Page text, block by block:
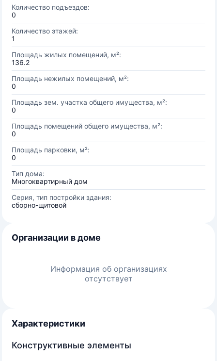
Количество подъездов:
0
Количество этажей:
1
Площадь жилых помещений, м²:
136.2
Площадь нежилых помещений, м²:
0
Площадь зем. участка общего имущества, м²:
0
Площадь помещений общего имущества, м²:
0
Площадь парковки, м²:
0
Тип дома:
Многоквартирный дом
Серия, тип постройки здания:
сборно-щитовой
Организации в доме
Информация об организациях
отсутствует
Характеристики
Конструктивные элементы